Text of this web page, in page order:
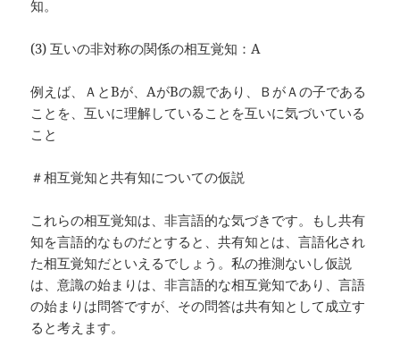
知。
(3) 互いの非対称の関係の相互覚知：A
例えば、ＡとBが、AがBの親であり、ＢがＡの子である
ことを、互いに理解していることを互いに気づいている
こと
＃相互覚知と共有知についての仮説
これらの相互覚知は、非言語的な気づきです。もし共有
知を言語的なものだとすると、共有知とは、言語化され
た相互覚知だといえるでしょう。私の推測ないし仮説
は、意識の始まりは、非言語的な相互覚知であり、言語
の始まりは問答ですが、その問答は共有知として成立す
ると考えます。